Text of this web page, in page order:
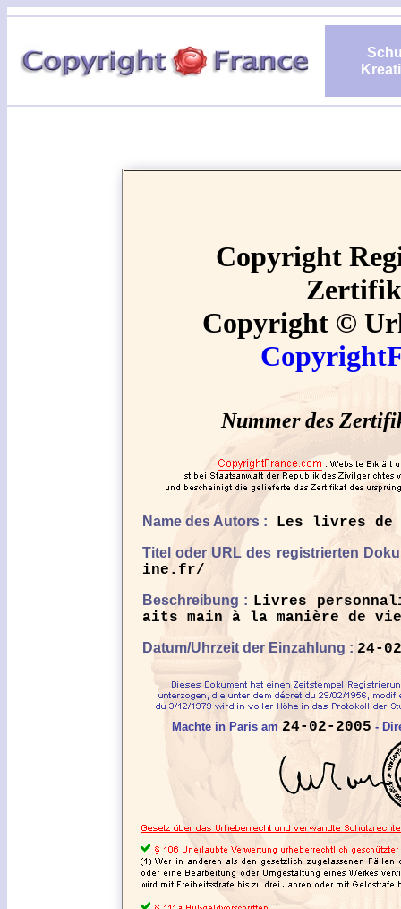
Copyright
Copyright ©
Nummer des
Name des Autors : Les livres de
Titel oder URL des registrierten
ine.fr/
Beschreibung : Livres
aits main à la manière de
Datum/Uhrzeit der Einzahlung : 24-
Machte in Paris am 24-02-2005 -